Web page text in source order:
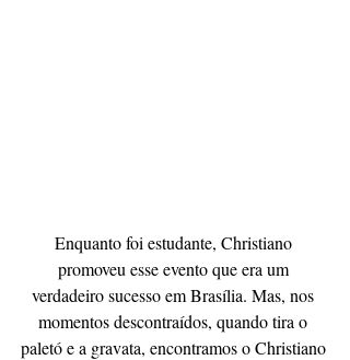
Enquanto foi estudante, Christiano
promoveu esse evento que era um
verdadeiro sucesso em Brasília. Mas, nos
momentos descontraídos, quando tira o
paletó e a gravata, encontramos o Christiano